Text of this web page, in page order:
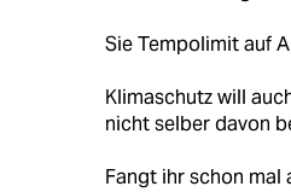
Sie Tempolimit auf
Klimaschutz will
nicht selber davon
Fangt ihr schon mal